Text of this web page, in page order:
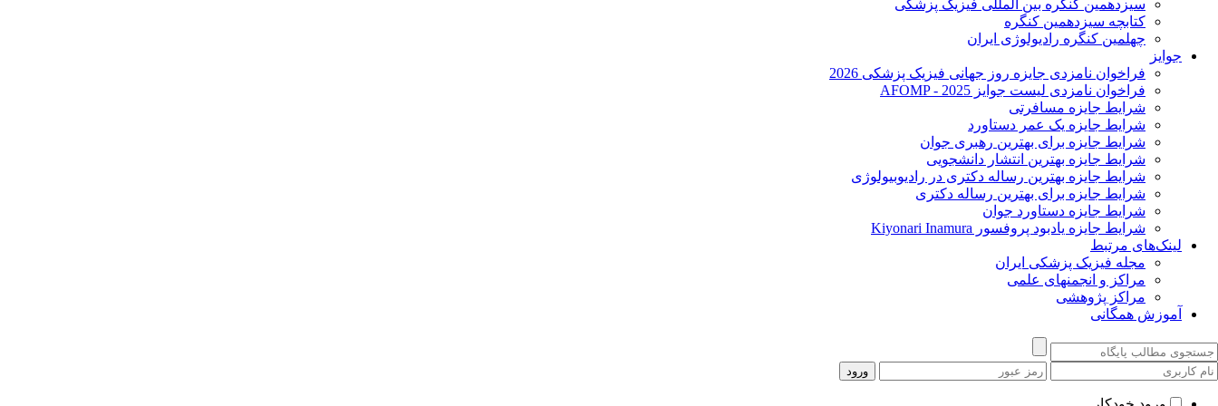
سیزدهمین کنگره بین المللی فیزیک پزشکی
کتابچه سیزدهمین کنگره
چهلمین کنگره رادیولوژی ایران
جوایز
فراخوان نامزدی جایزه روز جهانی فیزیک پزشکی 2026
فراخوان نامزدی لیست جوایز AFOMP - 2025
شرایط جایزه مسافرتی
شرایط جایزه یک عمر دستاورد
شرایط جایزه برای بهترین رهبری جوان
شرایط جایزه بهترین انتشار دانشجویی
شرایط جایزه بهترین رساله دکتری در رادیوبیولوژی
شرایط جایزه برای بهترین رساله دکتری
شرایط جایزه دستاورد جوان
شرایط جایزه یادبود پروفسور Kiyonari Inamura
لینک‌های مرتبط
مجله فیزیک پزشکی ایران
مراکز و انجمنهای علمی
مراکز پژوهشی
آموزش همگانی